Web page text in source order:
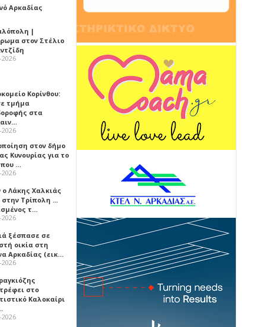
Αρκαδίας
|
στον Στέλιο
2026
Κορίνθου:
τμήμα
στα
2026
στον δήμο
Κυνουρίας για το
που …
2026
ο Λάκης Χαλκιάς
στην Τρίπολη ...
τ…
2026
ξέσπασε σε
οικία στη
Αρκαδίας (εικ…
2026
στο
Καλοκαίρι
2026